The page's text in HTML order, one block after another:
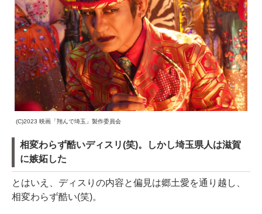
(C)2023 映画「翔んで埼玉」製作委員会
相変わらず酷いディスリ(笑)。しかし埼玉県人は滋賀
に嫉妬した
とはいえ、ディスりの内容と偏見は郷土愛を通り越し、
相変わらず酷い(笑)。